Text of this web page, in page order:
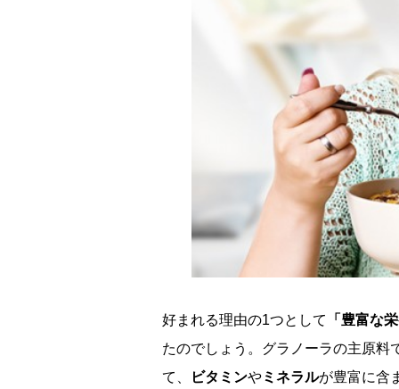
好まれる理由の1つとして
「豊富な
たのでしょう。グラノーラの主原料
て、
ビタミン ミネラルが豊富に含